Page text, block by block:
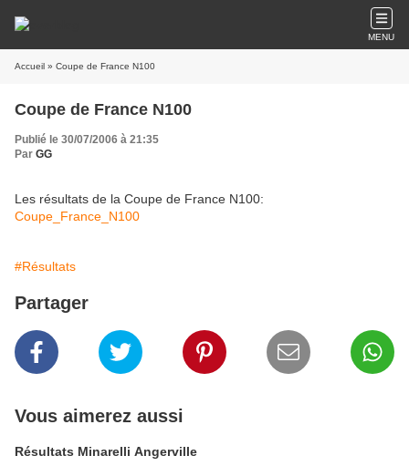
MENU
Accueil » Coupe de France N100
Coupe de France N100
Publié le 30/07/2006 à 21:35
Par GG
Les résultats de la Coupe de France N100:
Coupe_France_N100
#Résultats
Partager
Vous aimerez aussi
Résultats Minarelli Angerville